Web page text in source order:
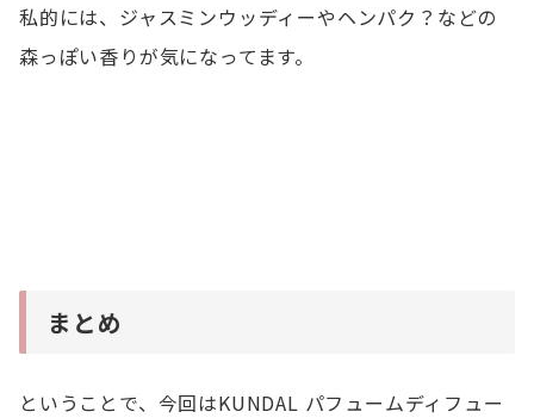
私的には、ジャスミンウッディーやヘンパク？などの
森っぽい香りが気になってます。
まとめ
ということで、今回はKUNDAL パフュームディフュー